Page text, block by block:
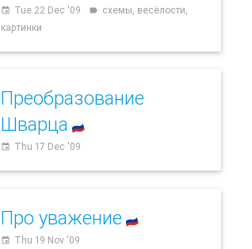
event Tue 22 Dec '09 label схемы, весёлости,
картинки
Преобразование
Шварца 🇷🇺
event Thu 17 Dec '09
Про уважение 🇷🇺
event Thu 19 Nov '09